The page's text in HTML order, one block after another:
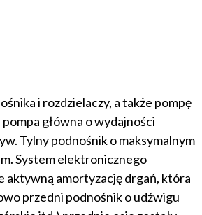
i rozdzielaczy, a także pompę
główna o wydajności
Tylny podnośnik o maksymalnym
System elektronicznego
aktywną amortyzację drgań, która
przedni podnośnik o udźwigu